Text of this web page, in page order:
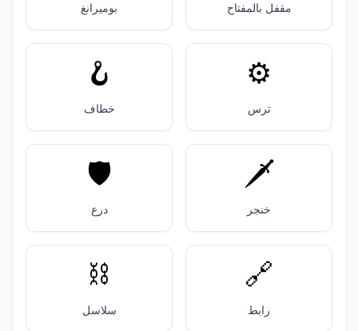
مقفل بالمفتاح بوميرانغ
⚙️
ترس
🪝
خطاف
🗡️
خنجر
🛡️
درع
🔗
رابط
⛓️
سلاسل